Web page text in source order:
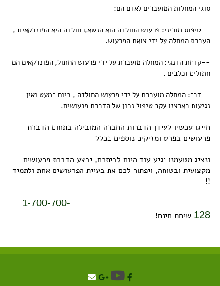
סוגי המחלות המועברים לאדם הם:
--טיפוס מוריני: פרעוש החולדה הוא הנשא,החולדה היא הפונדקאית ,
העברת המחלה על ידי צואת הפרעוש.
--קדחת הדנגי: המחלה מועברת על ידי פרעוש החתול, הפונדקאים הם
חתולים וכלבים .
--דבר: המחלה מועברת על ידי פרעוש החולדה , כיום כמעט ואין
נגיעות בארצנו עקב טיפול נכון של הדברת פרעושים.
חייגו עכשיו לעידן הדברות החברה המובילה בתחום הדברת
פרעושים בפרט ומזיקים נוספים בכלל
ונציג מטעמנו יגיע עוד היום לביתכם, יבצע הדברת פרעושים
מקצועית ובטוחה, ויפתור לכם את בעיית הפרעושים אחת ולתמיד
1-700-700-
128 שיחת חינם!